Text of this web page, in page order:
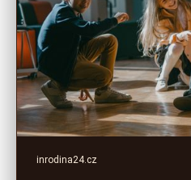
inrodina24.cz